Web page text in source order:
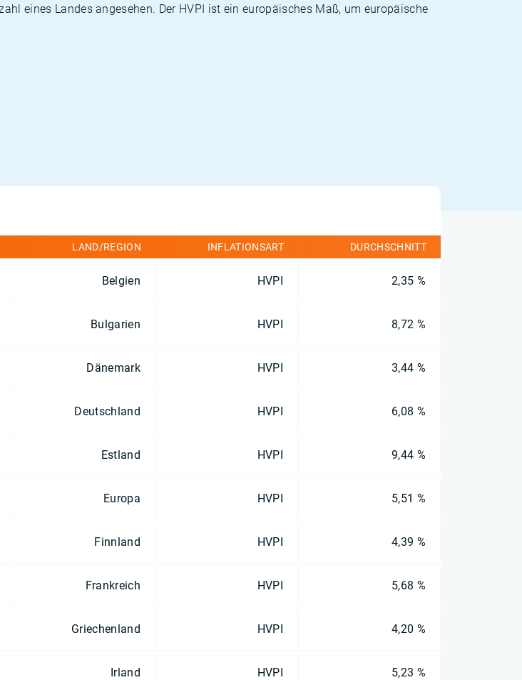
eines Landes angesehen. Der HVPI ist ein europäisches Maß, um europäische
LAND/REGION INFLATIONSART DURCHSCHNITT
Belgien HVPI 2,35 %
Bulgarien HVPI 8,72 %
Dänemark HVPI 3,44 %
Deutschland HVPI 6,08 %
Estland HVPI 9,44 %
Europa HVPI 5,51 %
Finnland HVPI 4,39 %
Frankreich HVPI 5,68 %
Griechenland HVPI 4,20 %
Irland HVPI 5,23 %